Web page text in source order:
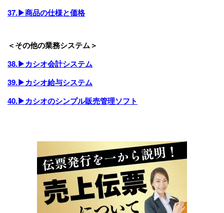
37.▶商品の仕様と価格
＜その他の業務システム＞
38.▶カシオ会計システム
39.▶カシオ給与システム
40.▶カシオのシンプル販売管理ソフト